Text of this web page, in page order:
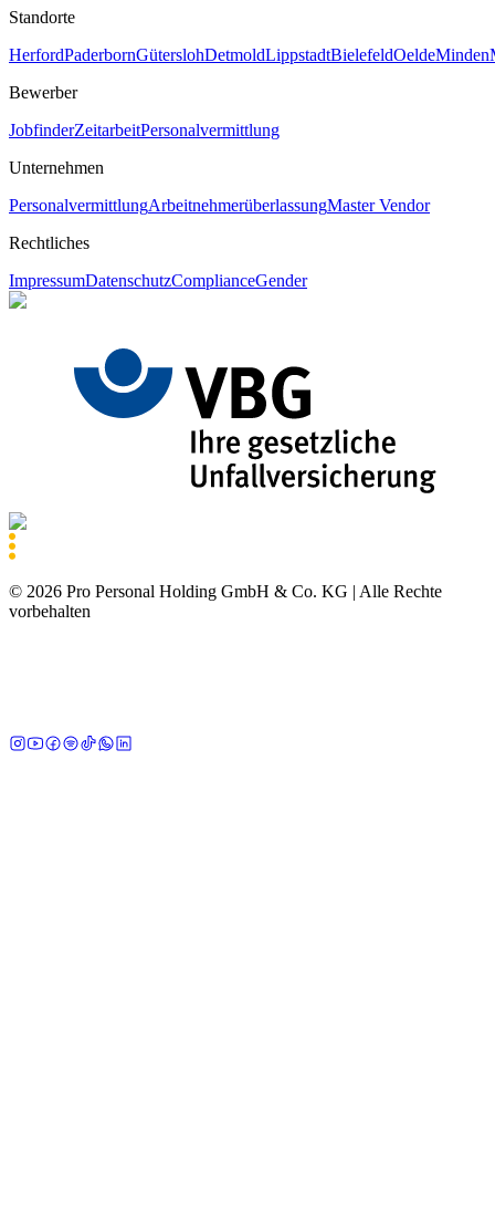
Standorte
HerfordPaderbornGüterslohDetmoldLippstadtBielefeldOeldeMinden
Bewerber
JobfinderZeitarbeitPersonalvermittlung
Unternehmen
PersonalvermittlungArbeitnehmerüberlassungMaster Vendor
Rechtliches
ImpressumDatenschutzComplianceGender
© 2026 Pro Personal Holding GmbH & Co. KG | Alle Rechte
vorbehalten